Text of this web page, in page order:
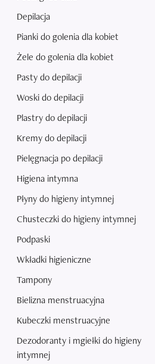
Depilacja
Pianki do golenia dla kobiet
Żele do golenia dla kobiet
Pasty do depilacji
Woski do depilacji
Plastry do depilacji
Kremy do depilacji
Pielęgnacja po depilacji
Higiena intymna
Płyny do higieny intymnej
Chusteczki do higieny intymnej
Podpaski
Wkładki higieniczne
Tampony
Bielizna menstruacyjna
Kubeczki menstruacyjne
Dezodoranty i mgiełki do higieny
intymnej